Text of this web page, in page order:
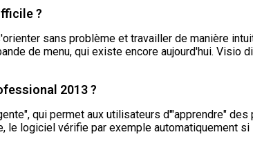
?
sans problème et travailler de manière
de menu, qui existe encore aujourd'hui. Visio
2013 ?
qui permet aux utilisateurs d'"apprendre"
le logiciel vérifie par exemple automatiquement